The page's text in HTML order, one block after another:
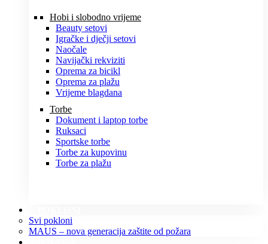
Hobi i slobodno vrijeme
Beauty setovi
Igračke i dječji setovi
Naočale
Navijački rekviziti
Oprema za bicikl
Oprema za plažu
Vrijeme blagdana
Torbe
Dokument i laptop torbe
Ruksaci
Sportske torbe
Torbe za kupovinu
Torbe za plažu
Svi pokloni
MAUS – nova generacija zaštite od požara